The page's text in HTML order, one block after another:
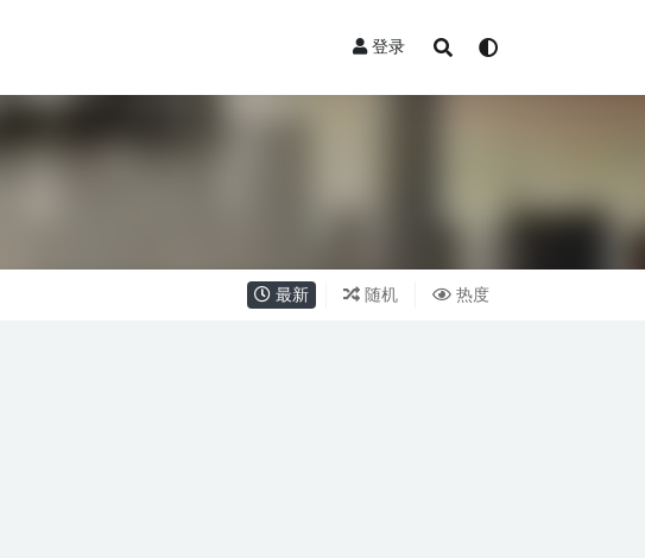
登录
最新 随机 热度